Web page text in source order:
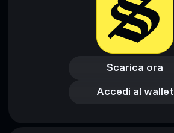
Scarica ora
Scarica ora
Accedi al wallet
Accedi al wallet